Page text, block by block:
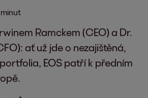
Ramckem (CEO) a Dr.
ať už jde o nezajištěná,
EOS patří k předním